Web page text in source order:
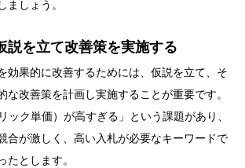
ましょう。
を立て改善策を実施する
効果的に改善するためには、仮説を立て、そ
な改善策を計画し実施することが重要です。
ック単価）が高すぎる」という課題があり、
合が激しく、高い入札が必要なキーワードで
たとします。